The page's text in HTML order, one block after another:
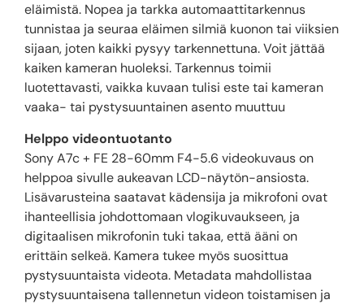
eläimistä. Nopea ja tarkka automaattitarkennus
tunnistaa ja seuraa eläimen silmiä kuonon tai viiksien
sijaan, joten kaikki pysyy tarkennettuna. Voit jättää
kaiken kameran huoleksi. Tarkennus toimii
luotettavasti, vaikka kuvaan tulisi este tai kameran
vaaka- tai pystysuuntainen asento muuttuu
Helppo videontuotanto
Sony A7c + FE 28-60mm F4-5.6 videokuvaus on
helppoa sivulle aukeavan LCD-näytön-ansiosta.
Lisävarusteina saatavat kädensija ja mikrofoni ovat
ihanteellisia johdottomaan vlogikuvaukseen, ja
digitaalisen mikrofonin tuki takaa, että ääni on
erittäin selkeä. Kamera tukee myös suosittua
pystysuuntaista videota. Metadata mahdollistaa
pystysuuntaisena tallennetun videon toistamisen ja